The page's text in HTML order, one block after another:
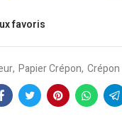
favoris
Papier Crépon Crépon